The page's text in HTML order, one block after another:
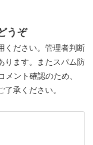
うぞ
ください。管理者判断
ります。またスパム防
メント確認のため、
承ください。